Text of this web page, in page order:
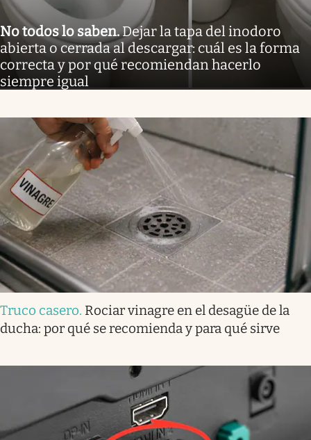
No todos lo saben.Dejar la tapa del inodoro
abierta o cerrada al descargar: cuál es la forma
correcta y por qué recomiendan hacerlo
siempre igual
Truco casero. Rociar vinagre en el desagüe de la
ducha: por qué se recomienda y para qué sirve